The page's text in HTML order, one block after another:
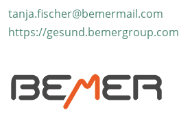
tanja.fischer@bemermail.com
https://gesund.bemergroup.com